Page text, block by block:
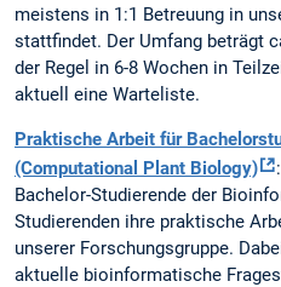
meistens in 1:1 Betreuung in
stattfindet. Der Umfang beträgt
der Regel in 6-8 Wochen in
aktuell eine Warteliste.
Praktische Arbeit für
(Computational Plant Biology)
Bachelor-Studierende der
Studierenden ihre praktische
unserer Forschungsgruppe.
aktuelle bioinformatische